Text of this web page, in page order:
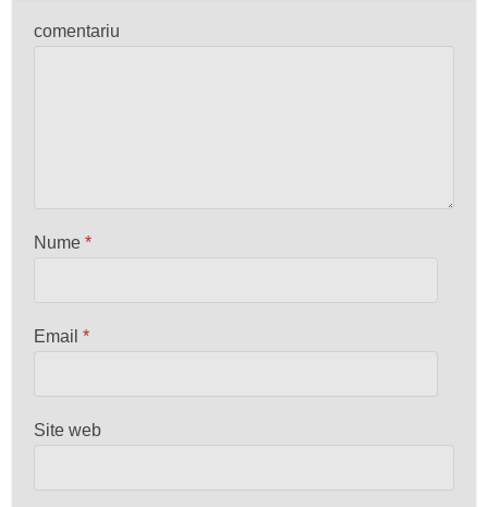
comentariu
Nume*
Email*
Site web